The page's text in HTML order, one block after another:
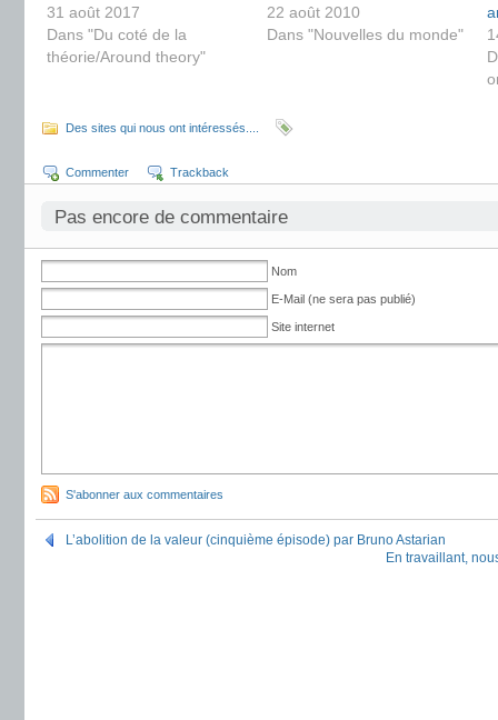
31 août 2017
Dans "Du coté de la
théorie/Around theory"
22 août 2010
Dans "Nouvelles du monde"
Des sites qui nous ont intéressés....
Commenter Trackback
Pas encore de commentaire
Nom
E-Mail (ne sera pas publié)
Site internet
S'abonner aux commentaires
L’abolition de la valeur (cinquième épisode) par Bruno Astarian
En travaillant,